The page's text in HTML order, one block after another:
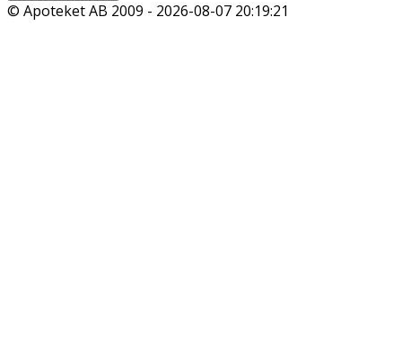
© Apoteket AB 2009 - 2026-08-07 20:19:21